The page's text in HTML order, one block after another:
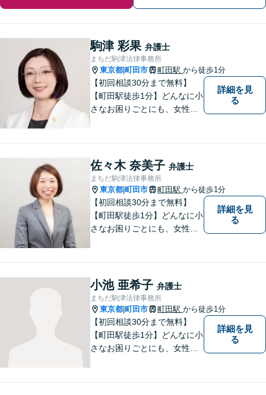
駒津 彩果 弁護士
まちだ駒津法律事務所
東京都 町田市 町田駅 から徒歩1分
【初回相談30分まで無料】
【町田駅徒歩1分】どんなに小
さなお困りごとにも、女性弁
詳細を見
る
佐々木 奈美子 弁護士
まちだ駒津法律事務所
東京都 町田市 町田駅 から徒歩1分
【初回相談30分まで無料】
【町田駅徒歩1分】どんなに小
さなお困りごとにも、女性弁
詳細を見
る
小池 亜希子 弁護士
まちだ駒津法律事務所
東京都 町田市 町田駅 から徒歩1分
【初回相談30分まで無料】
【町田駅徒歩1分】どんなに小
さなお困りごとにも、女性弁
詳細を見
る